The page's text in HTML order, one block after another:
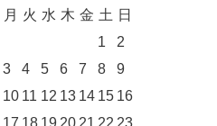
月 火 水 木 金 土 日
1
2
3
4 5 6 7 8
9
10 11 12 13 14 15 16
17 18 19 20 21 22 23